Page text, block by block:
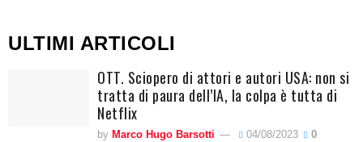
ULTIMI ARTICOLI
OTT. Sciopero di attori e autori USA: non si
tratta di paura dell’IA, la colpa è tutta di
Netflix
by Marco Hugo Barsotti 04/08/2023 0